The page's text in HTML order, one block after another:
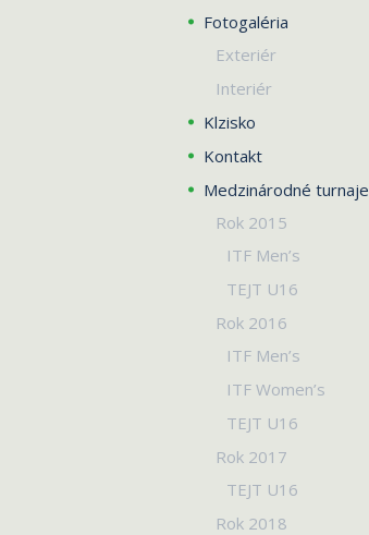
Fotogaléria
Exteriér
Interiér
Klzisko
Kontakt
Medzinárodné turnaje
Rok 2015
ITF Men’s
TEJT U16
Rok 2016
ITF Men’s
ITF Women’s
TEJT U16
Rok 2017
TEJT U16
Rok 2018